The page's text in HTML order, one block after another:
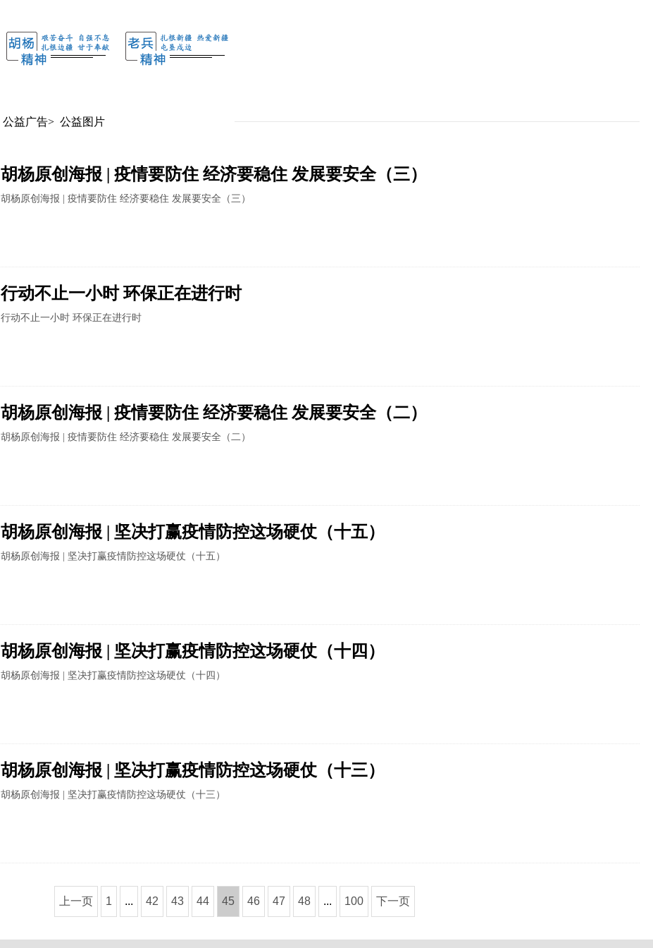
公益广告> 公益图片
胡杨原创海报 | 疫情要防住 经济要稳住 发展要安全（三）
胡杨原创海报 | 疫情要防住 经济要稳住 发展要安全（三）
行动不止一小时 环保正在进行时
行动不止一小时 环保正在进行时
胡杨原创海报 | 疫情要防住 经济要稳住 发展要安全（二）
胡杨原创海报 | 疫情要防住 经济要稳住 发展要安全（二）
胡杨原创海报 | 坚决打赢疫情防控这场硬仗（十五）
胡杨原创海报 | 坚决打赢疫情防控这场硬仗（十五）
胡杨原创海报 | 坚决打赢疫情防控这场硬仗（十四）
胡杨原创海报 | 坚决打赢疫情防控这场硬仗（十四）
胡杨原创海报 | 坚决打赢疫情防控这场硬仗（十三）
胡杨原创海报 | 坚决打赢疫情防控这场硬仗（十三）
上一页 1 ... 42 43 44 45 46 47 48 ... 100 下一页